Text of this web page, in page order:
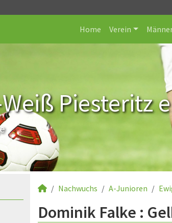
Home Verein
Piesteritz
Nachwuchs A-Junioren
Dominik Falke :